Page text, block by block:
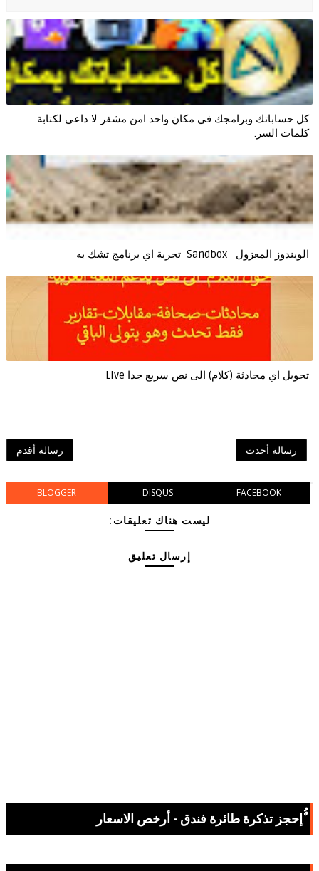
كل حساباتك وبرامجك في مكان واحد امن مشفر لا داعي لكتابة
كلمات السر.
الويندوز ‏المعزول ‏Sandbox ‎ ‎ ‏ ‏تجربة ‏اي ‏برنامج ‏تشك ‏به
تحويل اي محادثة (كلام) الى نص سريع جدا Live
رسالة أحدث رسالة أقدم
BLOGGER DISQUS FACEBOOK
ليست هناك تعليقات:
إرسال تعليق
ٌُإحجز تذكرة طائرة فندق - أرخص الاسعار